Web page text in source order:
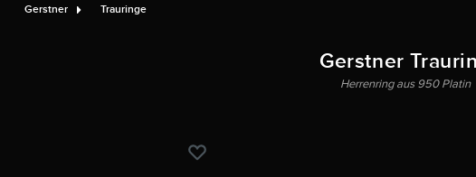
Gerstner Trauringe
Gerstner
Herrenring aus 950 Platin